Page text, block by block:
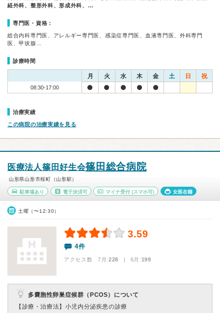
経外科、整形外科、形成外科、…
専門医・資格：
総合内科専門医、アレルギー専門医、感染症専門医、血液専門医、外科専門
医、甲状腺…
診療時間
月 火 水 木 金 土 日 祝
08:30-17:00
治療実績
この病院の治療実績を見る
医療法人篠田好生会篠田総合病院
山形県山形市桜町（山形駅）
駐車場あり 電子決済可 マイナ受付 (スマホ可) 女医在籍
土曜（〜12:30）
3.59
4件
アクセス数 7月:228 | 6月:199
多嚢胞性卵巣症候群（PCOS）について
【診療・治療法】 小児内分泌疾患の診療